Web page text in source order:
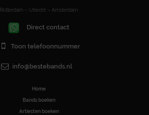
Rotterdam – Utrecht – Amsterdam
Direct contact
Toon telefoonnummer
info@bestebands.nl
Home
Bands boeken
Artiesten boeken